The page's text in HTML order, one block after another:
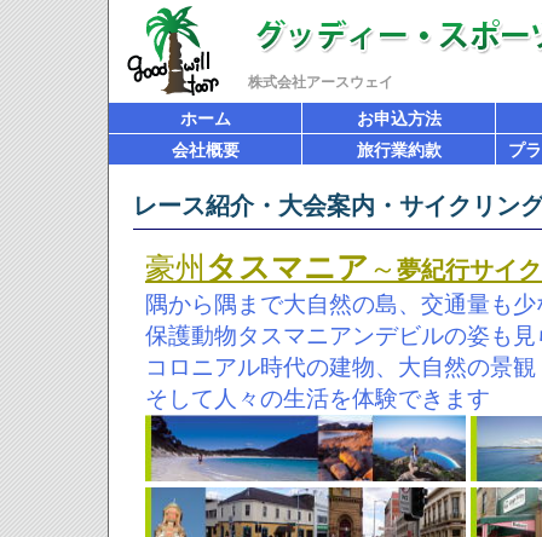
株式会社アースウェイ
ホーム
お申込方法
会社概要
旅行業約款 プ
レース紹介・大会案内・サイクリン
豪州 タスマニア～ 夢紀行サイ
隅から隅まで大自然の島、交通量も少
保護動物タスマニアンデビルの姿も見
コロニアル時代の建物、大自然の景
そして人々の生活を体験できます